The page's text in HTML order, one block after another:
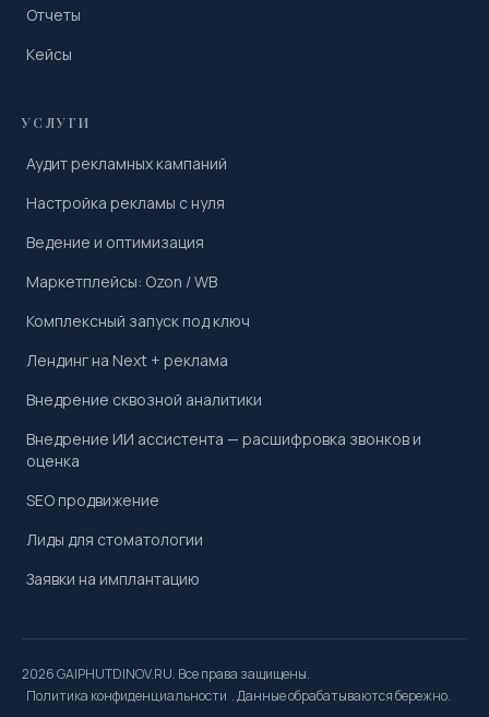
Отчеты
Кейсы
УСЛУГИ
Аудит рекламных кампаний
Настройка рекламы с нуля
Ведение и оптимизация
Маркетплейсы: Ozon / WB
Комплексный запуск под ключ
Лендинг на Next + реклама
Внедрение сквозной аналитики
Внедрение ИИ ассистента — расшифровка звонков и
оценка
SEO продвижение
Лиды для стоматологии
Заявки на имплантацию
2026 GAIPHUTDINOV.RU. Все права защищены.
Политика конфиденциальности . Данные обрабатываются бережно.